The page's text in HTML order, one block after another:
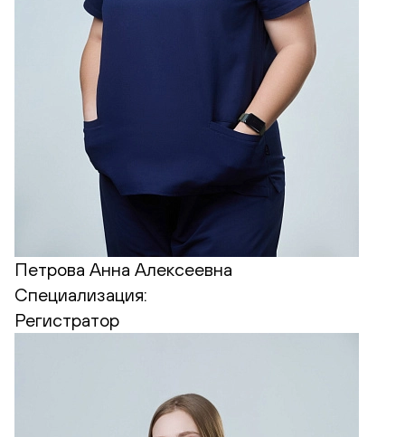
Петрова Анна Алексеевна
Специализация:
Регистратор